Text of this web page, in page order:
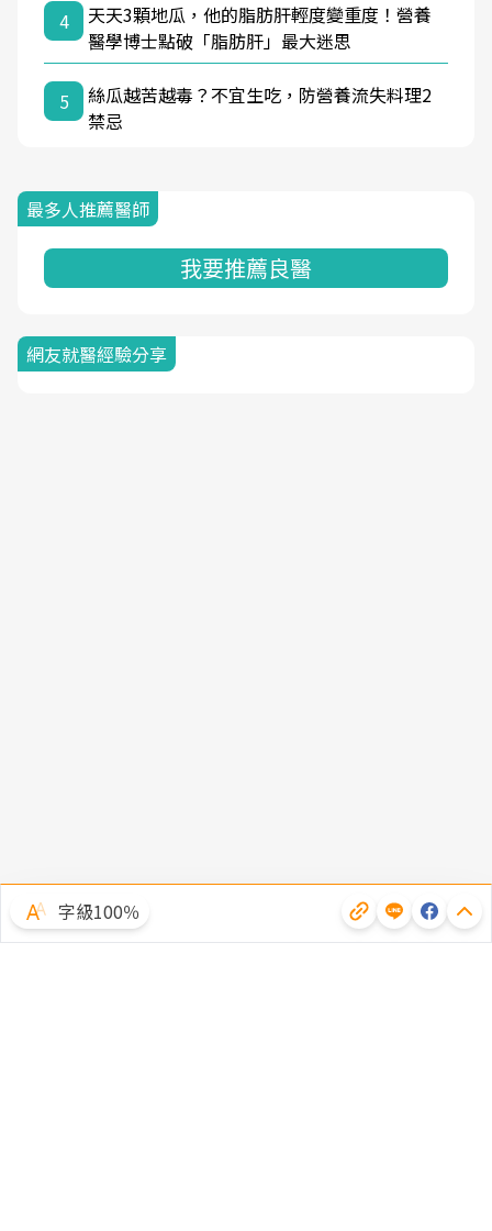
4
天天3顆地瓜，他的脂肪肝輕度變重度！營養
醫學博士點破「脂肪肝」最大迷思
5
絲瓜越苦越毒？不宜生吃，防營養流失料理2
禁忌
最多人推薦醫師
我要推薦良醫
網友就醫經驗分享
字級100％